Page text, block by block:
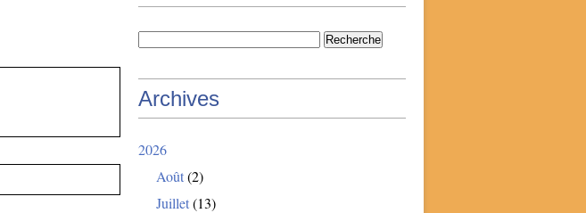
Archives
2026
Août(2)
Juillet(13)